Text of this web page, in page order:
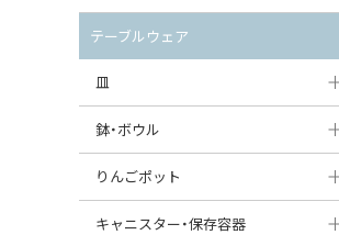
クリーマー
ポットウォーマー
ピッチャー
コーヒードリッパー
すべて見る
テーブルウェア
皿
大皿（24cm〜）
中皿（18〜24cm）
鉢・ボウル
大鉢（21cm〜）
中鉢（16〜21cm）
りんごポット
りんごポット
キャニスター・保存容器